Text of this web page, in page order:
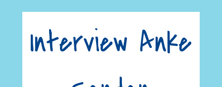
Interview Anke